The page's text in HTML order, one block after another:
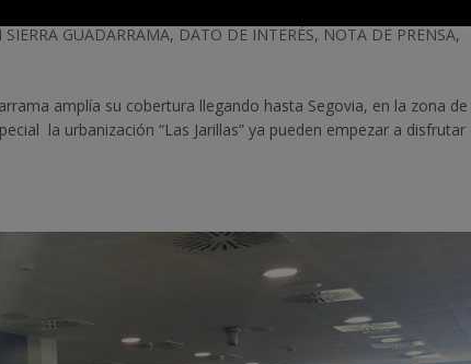
SIERRA GUADARRAMA, DATO DE INTERÉS, NOTA DE PRENSA,
amplía su cobertura llegando hasta Segovia, en la zona de
la urbanización “Las Jarillas” ya pueden empezar a disfrutar